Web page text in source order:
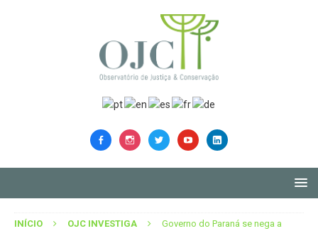
INÍCIO OJC INVESTIGA
Governo do Paraná se nega a